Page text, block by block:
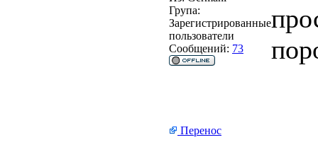
Група:
Зарегистрированные
пользователи
Сообщений: 73
Перенос